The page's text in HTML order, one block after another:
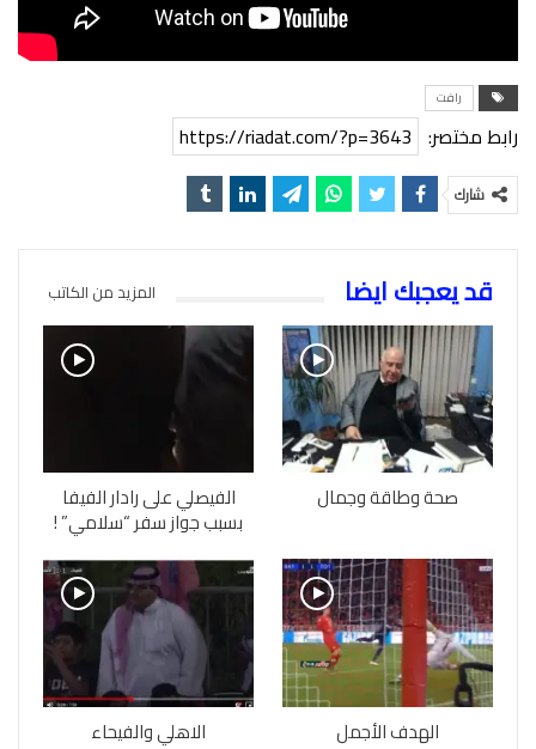
رافت
رابط مختصر: https://riadat.com/?p=3643
شارك
قد يعجبك ايضا المزيد من الكاتب
صحة وطاقة وجمال الفيصلي على رادار الفيفا
بسبب جواز سفر “سلامي” !
الهدف الأجمل الاهلي والفيحاء